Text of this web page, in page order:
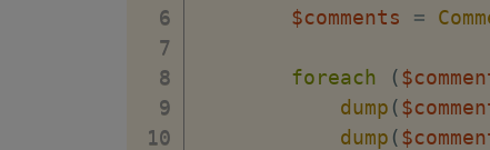
$comments
=
foreach (
dump (
dump (